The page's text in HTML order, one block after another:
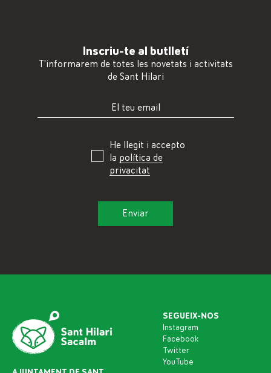
Inscriu-te al butlletí
T'informarem de totes les novetats i activitats
de Sant Hilari
He llegit i accepto
la política de
privacitat
SEGUEIX-NOS
Instagram
Facebook
Twitter
YouTube